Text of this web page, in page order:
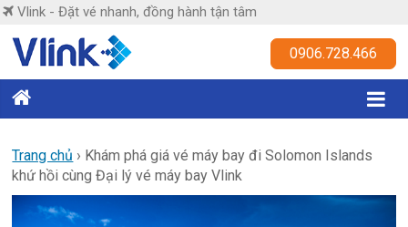
Skip
content
Vlink - Đặt vé nhanh, đồng hành tận tâm
Vlink
nhanh,
đồng
hành
0906.728.466
Trang chủ › Khám phá giá vé máy bay đi Solomon Islands
khứ hồi cùng Đại lý vé máy bay Vlink